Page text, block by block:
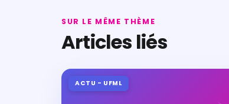
SUR LE MÊME THÈME
Articles liés
ACTU - UFML